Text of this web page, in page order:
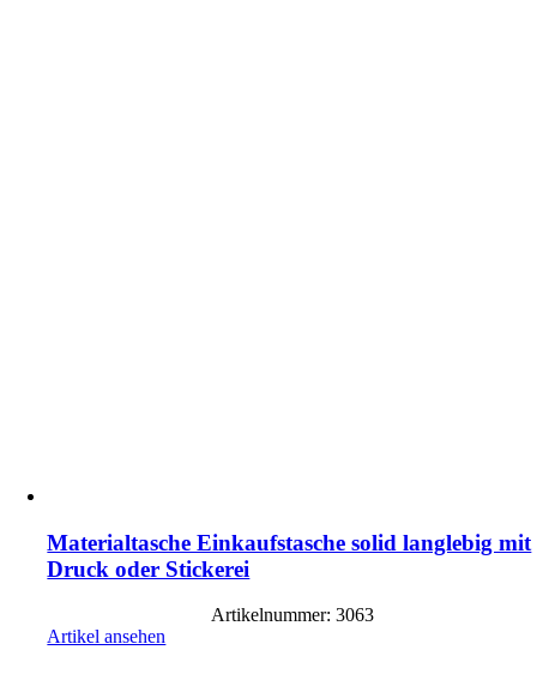
Materialtasche Einkaufstasche solid langlebig mit
Druck oder Stickerei
Artikelnummer: 3063
Artikel ansehen